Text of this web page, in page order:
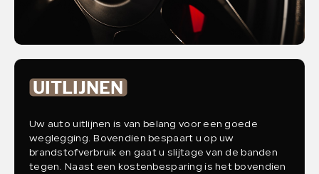
OVER ONS
UITLIJNEN
Uw auto uitlijnen is van belang voor een goede
weglegging. Bovendien bespaart u op uw
brandstofverbruik en gaat u slijtage van de banden
tegen. Naast een kostenbesparing is het bovendien